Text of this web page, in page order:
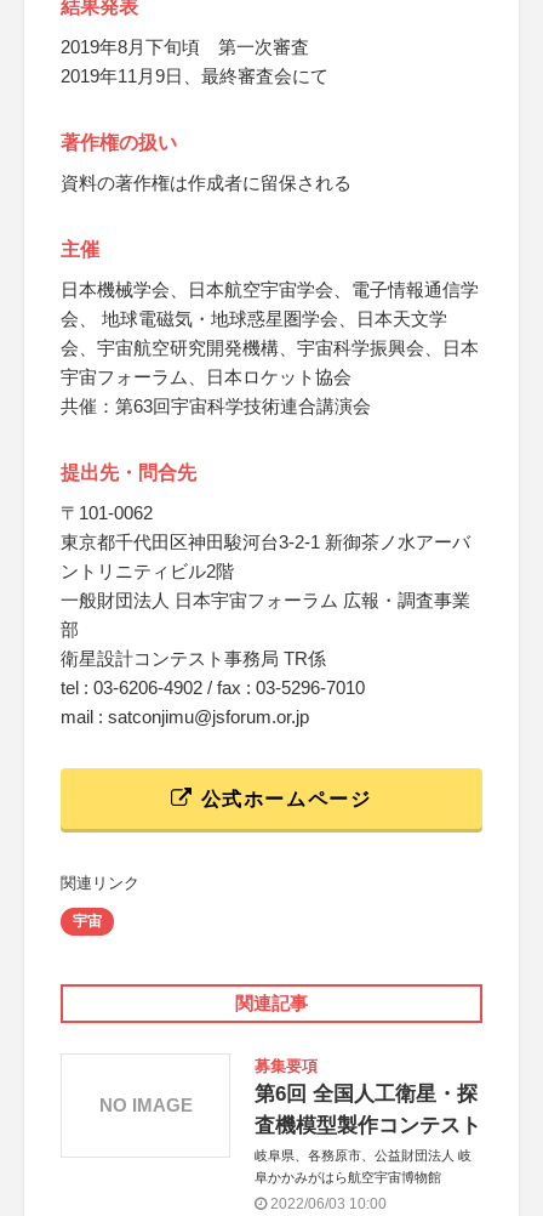
結果発表
2019年8月下旬頃 第一次審査
2019年11月9日、最終審査会にて
著作権の扱い
資料の著作権は作成者に留保される
主催
日本機械学会、日本航空宇宙学会、電子情報通信学
会、 地球電磁気・地球惑星圏学会、日本天文学
会、宇宙航空研究開発機構、宇宙科学振興会、日本
宇宙フォーラム、日本ロケット協会
共催：第63回宇宙科学技術連合講演会
提出先・問合先
〒101-0062
東京都千代田区神田駿河台3-2-1 新御茶ノ水アーバ
ントリニティビル2階
一般財団法人 日本宇宙フォーラム 広報・調査事業
部
衛星設計コンテスト事務局 TR係
tel : 03-6206-4902 / fax : 03-5296-7010
mail : satconjimu@jsforum.or.jp
公式ホームページ
関連リンク
宇宙
関連記事
募集要項
第6回 全国人工衛星・探
査機模型製作コンテスト
岐阜県、各務原市、公益財団法人 岐
阜かかみがはら航空宇宙博物館
2022/06/03 10:00
NO IMAGE